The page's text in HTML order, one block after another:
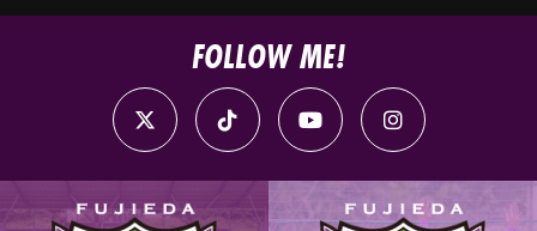
FOLLOW ME!